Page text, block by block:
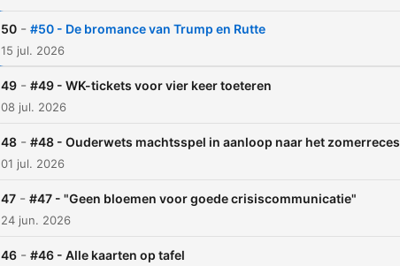
50 - #50 - De bromance van Trump en Rutte
15 jul. 2026
49 - #49 - WK-tickets voor vier keer toeteren
08 jul. 2026
48 - #48 - Ouderwets machtsspel in aanloop naar het zomerreces
01 jul. 2026
47 - #47 - "Geen bloemen voor goede crisiscommunicatie"
24 jun. 2026
46 - #46 - Alle kaarten op tafel